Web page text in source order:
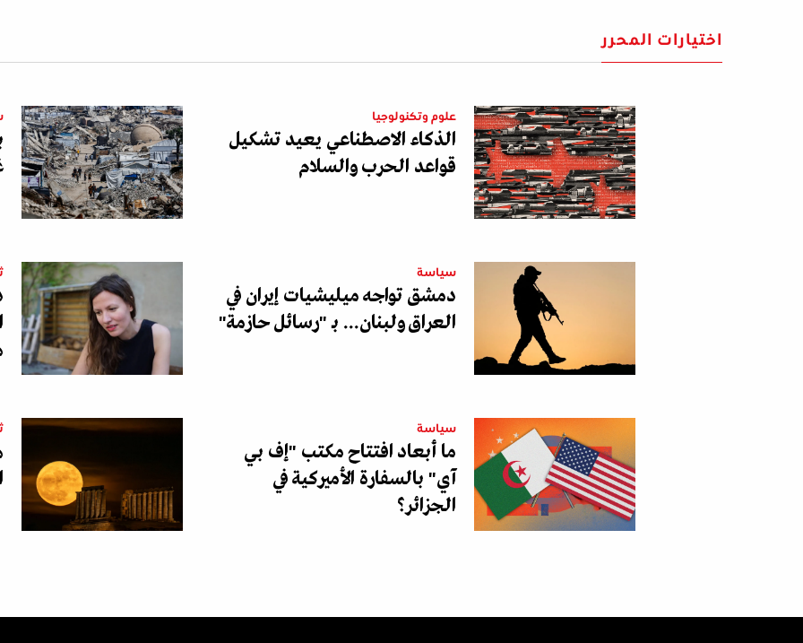
اختيارات المحرر
علوم وتكنولوجيا
الذكاء الاصطناعي يعيد تشكيل
قواعد الحرب والسلام
سياسة
دمشق تواجه ميليشيات إيران في
العراق ولبنان... بـ "رسائل حازمة"
سياسة
ما أبعاد افتتاح مكتب "إف بي
آي" بالسفارة الأميركية في
الجزائر؟